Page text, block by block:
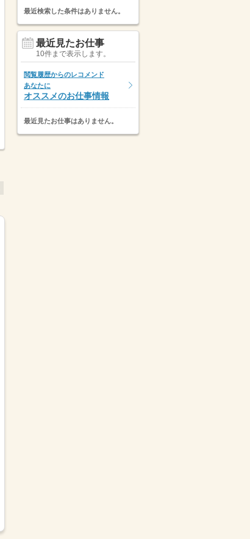
最近検索した条件はありません。
最近見たお仕事
10件まで表示します。
閲覧履歴からのレコメンド
あなたに
オススメのお仕事情報
最近見たお仕事はありません。